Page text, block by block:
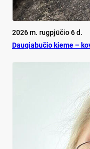
2026 m. rugpjūčio 6 d.
Dau­gia­bu­čio kie­me –